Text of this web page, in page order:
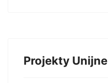
Projekty Unijne